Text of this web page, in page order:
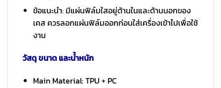
ข้อแนะนำ: มีแผ่นฟิล์มใสอยู่ด้านในและด้านนอกของ
เคส ควรลอกแผ่นฟิล์มออกก่อนใส่เครื่องเข้าไปเพื่อใช้
งาน
วัสดุ ขนาด และน้ำหนัก
Main Material: TPU + PC